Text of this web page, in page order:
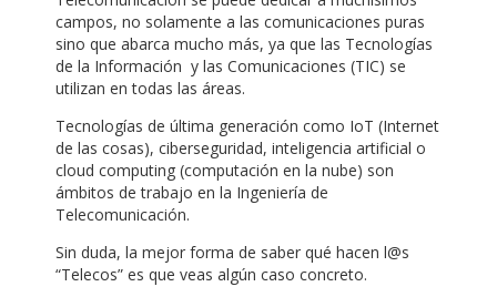
campos, no solamente a las comunicaciones puras
sino que abarca mucho más, ya que las Tecnologías
de la Información y las Comunicaciones (TIC) se
utilizan en todas las áreas.
Tecnologías de última generación como IoT (Internet
de las cosas), ciberseguridad, inteligencia artificial o
cloud computing (computación en la nube) son
ámbitos de trabajo en la Ingeniería de
Telecomunicación.
Sin duda, la mejor forma de saber qué hacen l@s
“Telecos” es que veas algún caso concreto.